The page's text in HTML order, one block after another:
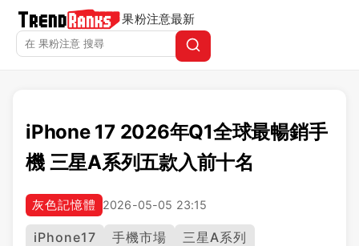
果粉注意最新
iPhone 17 2026年Q1全球最暢銷手
機 三星A系列五款入前十名
灰色記憶體 2026-05-05 23:15
iPhone17 手機市場 三星A系列